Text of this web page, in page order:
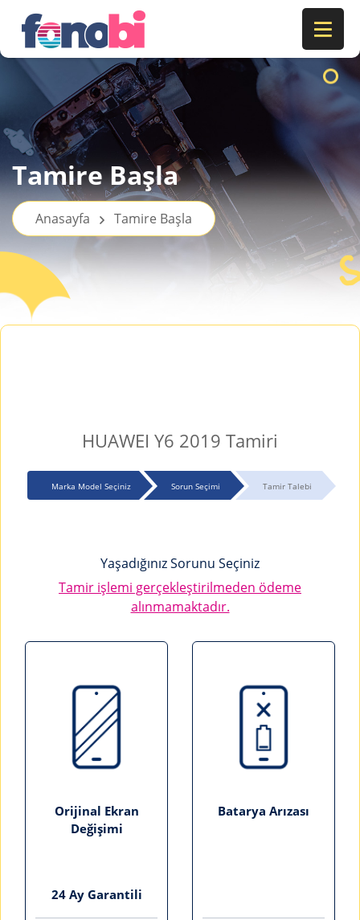
Tamire Başla
Anasayfa Tamire Başla
HUAWEI Y6 2019 Tamiri
Marka Model Seçiniz Sorun Seçimi Tamir Talebi
Yaşadığınız Sorunu Seçiniz
Tamir işlemi gerçekleştirilmeden ödeme
alınmamaktadır.
Orijinal Ekran
Değişimi
24 Ay Garantili
Batarya Arızası